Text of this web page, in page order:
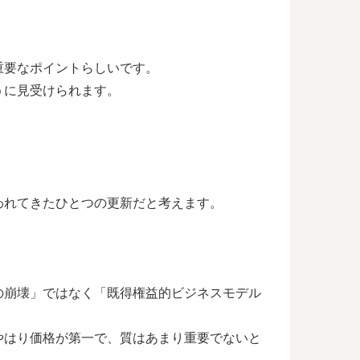
なポイントらしいです。
見受けられます。
てきたひとつの更新だと考えます。
壊」ではなく「既得権益的ビジネスモデル
り価格が第一で、質はあまり重要でないと